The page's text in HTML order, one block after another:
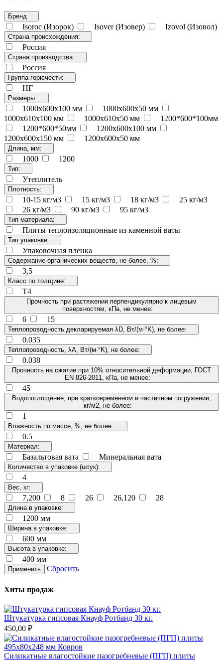
Бренд
Isoroc (Изорок) Isover (Изовер) Izovol (Изовол)
Страна происхождения:
Россия
Страна производства:
Россия
Группа горючести:
НГ
Размеры:
1000x600x100 мм
1000x600x50 мм
1000x610x100 мм
1000x610x50 мм
1200*600*100мм
1200*600*50мм
1200x600x100 мм
1200x600x150 мм
1200x600x50 мм
Длина, мм:
1000 1200
Тип:
Утеплитель
Плотность:
10-15 кг/м3 15 кг/м3 18 кг/м3
25 кг/м3
26 кг/м3
90 кг/м3 95 кг/м3
Тип материала:
Плиты теплоизоляционные из каменной ваты
Тип упаковки:
Упаковочная пленка
Содержание органических веществ, не более, %:
3,5
Класс по толщине:
Т4
Прочность при растяжении перпендикулярно к лицевым
поверхностям, кПа, не менее:
6 15
Теплопроводность декларируемая λD, Вт/(м·°K), не более:
0.035
Теплопроводность, λА, Вт/(м·°K), не более:
0.038
Прочность на сжатие при 10% относительной деформации, ГОСТ
EN 826-2011, кПа, не менее:
45
Водопоглощение, при кратковременном и частичном погружении,
кг/м2, не более:
1
Влажность по массе, %, не более :
0.5
Материал:
Базальтовая вата Минеральная вата
Количество в упаковке (штук):
4
Вес, кг:
7,200 8 26 26,120 28
Длина в упаковке:
1200 мм
Ширина в упаковке:
600 мм
Высота в упаковке:
400 мм
Применить Сбросить
Хиты продаж
Штукатурка гипсовая Кнауф Ротбанд 30 кг.
450,00 ₽
Силикатные влагостойкие пазогребневые (ПГП) плиты